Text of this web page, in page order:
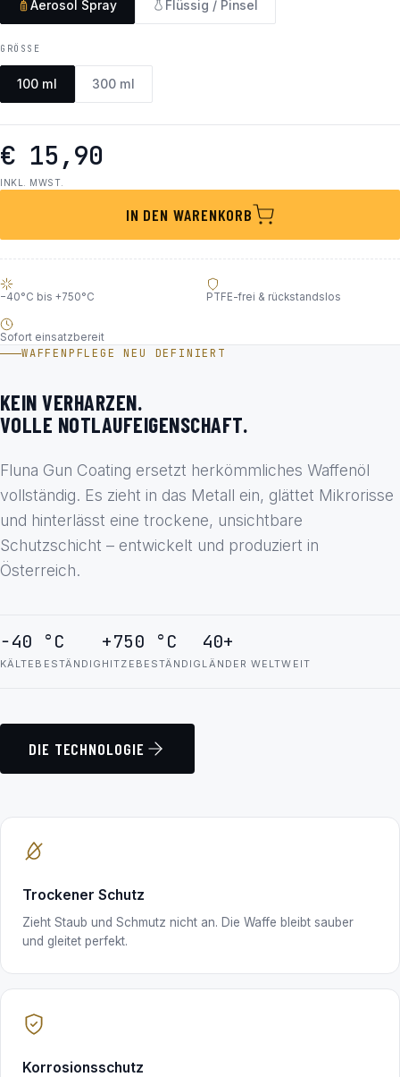
Aerosol Spray Flüssig / Pinsel
GRÖSSE
100 ml 300 ml
€ 15,90
INKL. MWST.
IN DEN WARENKORB
−40°C bis +750°C PTFE-frei & rückstandslos
Sofort einsatzbereit
WAFFENPFLEGE NEU DEFINIERT
KEIN VERHARZEN.
VOLLE NOTLAUFEIGENSCHAFT.
Fluna Gun Coating ersetzt herkömmliches Waffenöl
vollständig. Es zieht in das Metall ein, glättet Mikrorisse
und hinterlässt eine trockene, unsichtbare
Schutzschicht – entwickelt und produziert in
Österreich.
−40 °C
KÄLTEBESTÄNDIG
+750 °C
HITZEBESTÄNDIG
40+
LÄNDER WELTWEIT
DIE TECHNOLOGIE
Trockener Schutz
Zieht Staub und Schmutz nicht an. Die Waffe bleibt sauber
und gleitet perfekt.
Korrosionsschutz